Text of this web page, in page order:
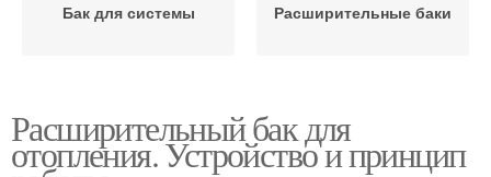
Бак для системы Расширительные баки
Расширительный бак для
отопления. Устройство и принцип